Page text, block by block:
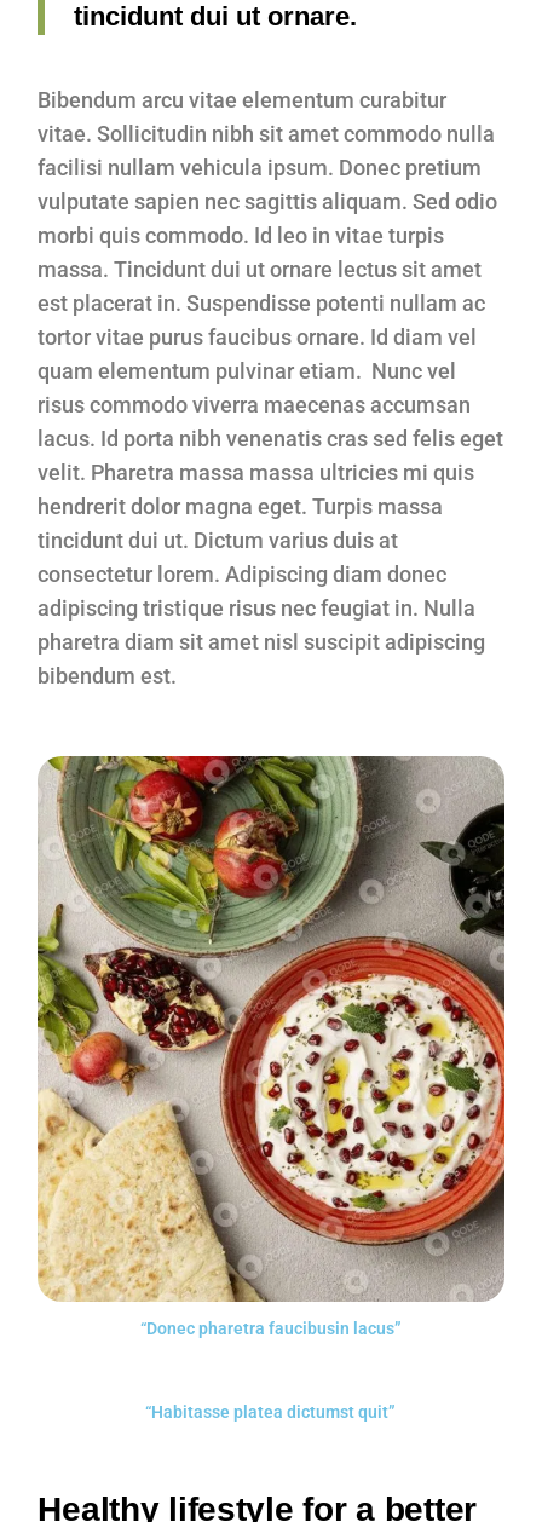
tincidunt dui ut ornare.
Bibendum arcu vitae elementum curabitur
vitae. Sollicitudin nibh sit amet commodo nulla
facilisi nullam vehicula ipsum. Donec pretium
vulputate sapien nec sagittis aliquam. Sed odio
morbi quis commodo. Id leo in vitae turpis
massa. Tincidunt dui ut ornare lectus sit amet
est placerat in. Suspendisse potenti nullam ac
tortor vitae purus faucibus ornare. Id diam vel
quam elementum pulvinar etiam. Nunc vel
risus commodo viverra maecenas accumsan
lacus. Id porta nibh venenatis cras sed felis eget
velit. Pharetra massa massa ultricies mi quis
hendrerit dolor magna eget. Turpis massa
tincidunt dui ut. Dictum varius duis at
consectetur lorem. Adipiscing diam donec
adipiscing tristique risus nec feugiat in. Nulla
pharetra diam sit amet nisl suscipit adipiscing
bibendum est.
“Donec pharetra faucibusin lacus”
“Habitasse platea dictumst quit”
Healthy lifestyle for a better